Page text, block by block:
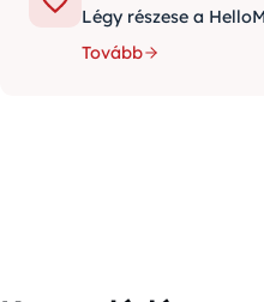
Légy részese a
Tovább